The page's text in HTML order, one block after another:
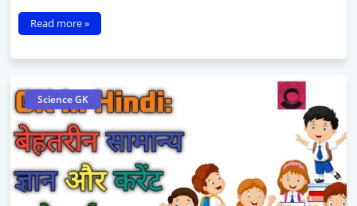
Read more »
Science GK